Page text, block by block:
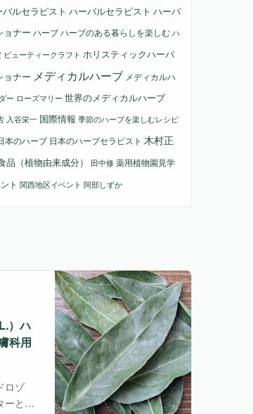
ルセラピスト ハーバルセラピスト ハーバ
ョナー ハーブハーブのある暮らしを楽しむ ハ
ビューティークラフト ホリスティックハーバ
ョナー メディカルハーブ メディカルハ
ー ローズマリー 世界のメディカルハーブ
入谷栄一 国際情報 季節のハーブを楽しむレシピ
本のハーブ 日本のハーブセラピスト 木村正
品（植物由来成分） 田中修 薬用植物園見学
ト 関西地区イベント 阿部しずか
）ハ
科用
ロゾ
ーとし